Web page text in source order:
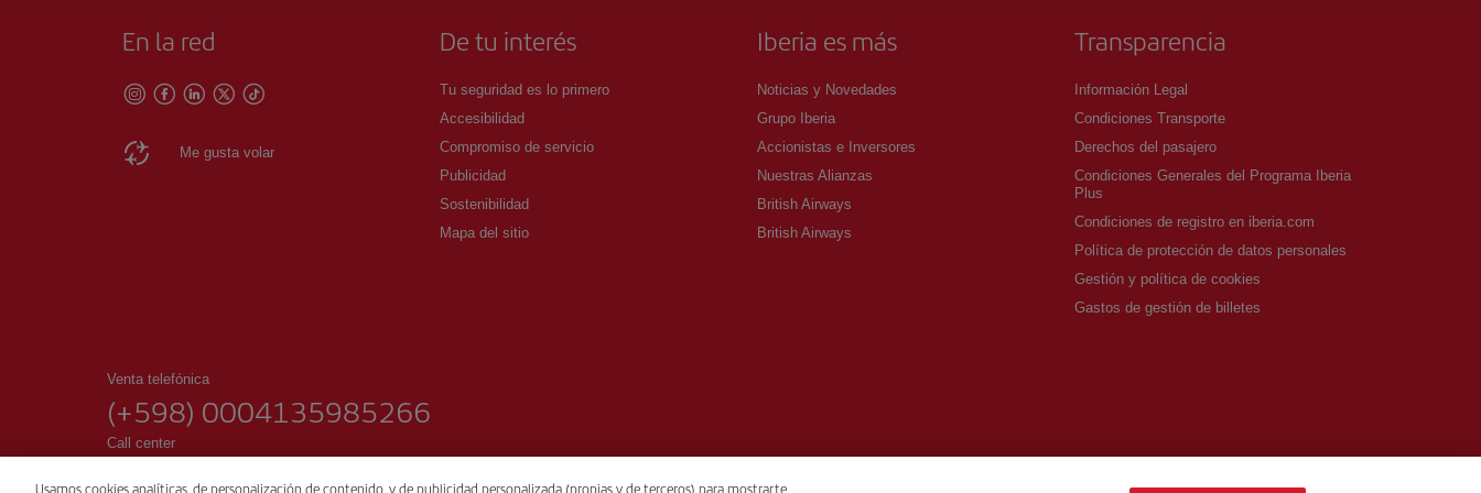
En la red
Me gusta volar
De tu interés
Tu seguridad es lo primero
Accesibilidad
Compromiso de servicio
Publicidad
Sostenibilidad
Mapa del sitio
Iberia es más
Noticias y Novedades
Grupo Iberia
Accionistas e Inversores
Nuestras Alianzas
British Airways
British Airways
Transparencia
Información Legal
Condiciones Transporte
Derechos del pasajero
Condiciones Generales del Programa Iberia
Plus
Condiciones de registro en iberia.com
Política de protección de datos personales
Gestión y política de cookies
Gastos de gestión de billetes
Venta telefónica
(+598) 0004135985266
Call center
Usamos cookies analíticas, de personalización de contenido, y de publicidad personalizada (propias y de terceros) para mostrarte